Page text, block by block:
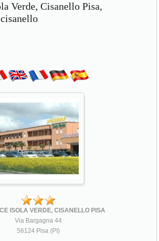
Verde, Cisanello Pisa,
ISOLA VERDE, CISANELLO PISA
Via Bargagna 44
56124 Pisa (PI)